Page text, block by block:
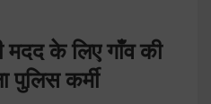
के लिए गाँव की
पुलिस कर्मी